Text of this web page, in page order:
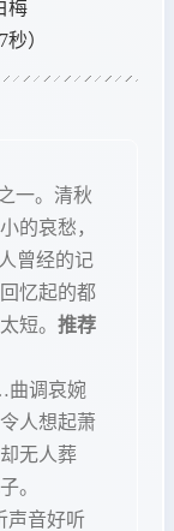
梅
）
一。清秋
的哀愁，
曾经的记
忆起的都
短。 推荐
调哀婉
人想起萧
无人葬
。
声音好听